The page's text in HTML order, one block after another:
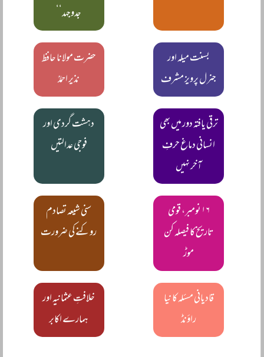
جدوجہد‘‘
بسنت میلہ اور
جنرل پرویز مشرف
حضرت مولانا حافظ
نذیر احمدؒ
ترقی یافتہ دور میں بھی
انسانی دماغ حرفِ
آخر نہیں
دہشت گردی اور
فوجی عدالتیں
۱۶ نومبر، قومی
تاریخ کا فیصلہ کن
موڑ
سنی شیعہ تصادم
روکنے کی ضرورت
قادیانی مسئلہ کا نیا
راؤنڈ
خلافتِ عثمانیہ اور
ہمارے اکابر